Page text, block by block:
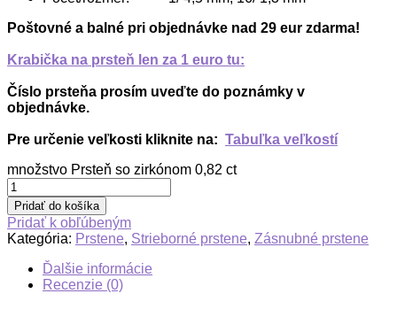
Poštovné a balné pri objednávke nad 29 eur zdarma!
Krabička na prsteň len za 1 euro tu:
Číslo prsteňa prosím uveďte do poznámky v
objednávke.
Pre určenie veľkosti kliknite na: Tabuľka veľkostí
množstvo Prsteň so zirkónom 0,82 ct
Pridať do košíka
Pridať k obľúbeným
Kategória: Prstene, Strieborné prstene, Zásnubné prstene
Ďalšie informácie
Recenzie (0)